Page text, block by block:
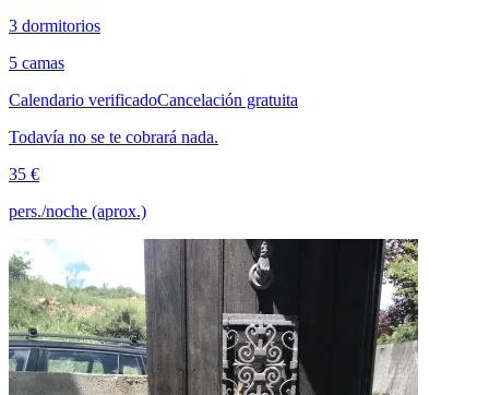
3 dormitorios
5 camas
Calendario verificadoCancelación gratuita
Todavía no se te cobrará nada.
35 €
pers./noche (aprox.)